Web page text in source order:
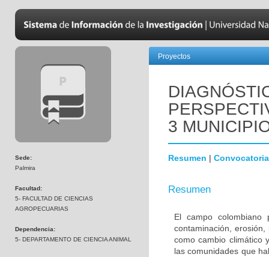
Sede:
Palmira
Facultad:
5- FACULTAD DE CIENCIAS
AGROPECUARIAS
Dependencia:
5- DEPARTAMENTO DE CIENCIA ANIMAL
Proyectos
3
Resumen | Convocatoria
Resumen
El campo colombiano
contaminación,
como cambio climático
las comunidades que